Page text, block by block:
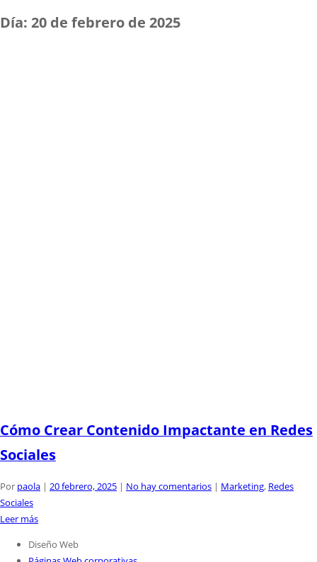
Día: 20 de febrero de 2025
Cómo Crear Contenido Impactante en Redes
Sociales
Por paola | 20 febrero, 2025 | No hay comentarios | Marketing, Redes
Sociales
Leer más
Diseño Web